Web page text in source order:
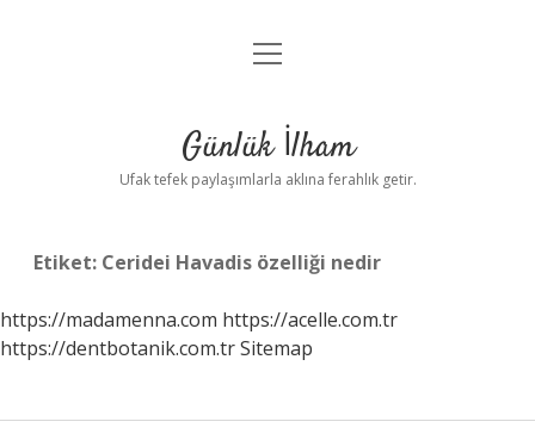
Anasayfa
Yasal Uyarı
menüyü
Günlük İlham
Ufak tefek paylaşımlarla aklına ferahlık getir.
Etiket: Ceridei Havadis özelliği nedir
https://madamenna.com https://acelle.com.tr
https://dentbotanik.com.trSitemap